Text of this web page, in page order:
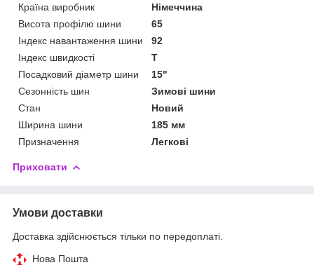
Країна виробник
Німеччина
Висота профілю шини
65
Індекс навантаження шини
92
Індекс швидкості
T
Посадковий діаметр шини
15"
Сезонність шин
Зимові шини
Стан
Новий
Ширина шини
185 мм
Призначення
Легкові
Приховати
Умови доставки
Доставка здійснюється тільки по передоплаті.
Нова Пошта